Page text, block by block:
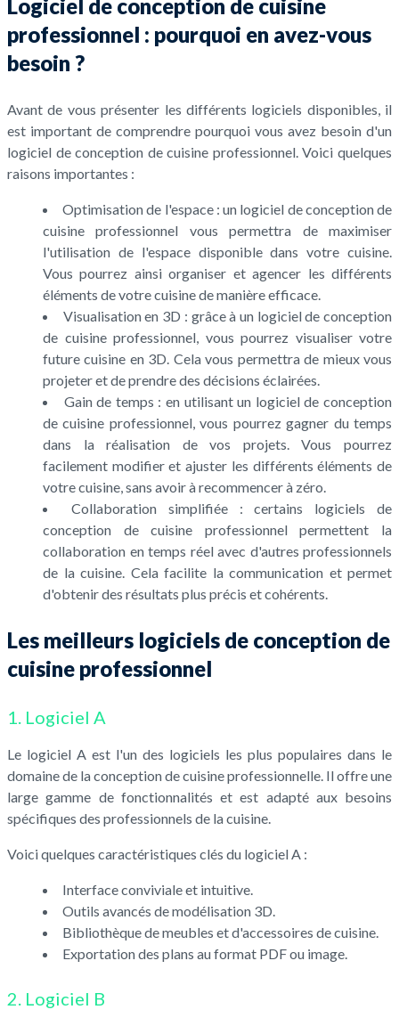
Logiciel de conception de cuisine
professionnel : pourquoi en avez-vous
besoin ?
Avant de vous présenter les différents logiciels disponibles, il
est important de comprendre pourquoi vous avez besoin d'un
logiciel de conception de cuisine professionnel. Voici quelques
raisons importantes :
Optimisation de l'espace : un logiciel de conception de
cuisine professionnel vous permettra de maximiser
l'utilisation de l'espace disponible dans votre cuisine.
Vous pourrez ainsi organiser et agencer les différents
éléments de votre cuisine de manière efficace.
Visualisation en 3D : grâce à un logiciel de conception
de cuisine professionnel, vous pourrez visualiser votre
future cuisine en 3D. Cela vous permettra de mieux vous
projeter et de prendre des décisions éclairées.
Gain de temps : en utilisant un logiciel de conception
de cuisine professionnel, vous pourrez gagner du temps
dans la réalisation de vos projets. Vous pourrez
facilement modifier et ajuster les différents éléments de
votre cuisine, sans avoir à recommencer à zéro.
Collaboration simplifiée : certains logiciels de
conception de cuisine professionnel permettent la
collaboration en temps réel avec d'autres professionnels
de la cuisine. Cela facilite la communication et permet
d'obtenir des résultats plus précis et cohérents.
Les meilleurs logiciels de conception de
cuisine professionnel
1. Logiciel A
Le logiciel A est l'un des logiciels les plus populaires dans le
domaine de la conception de cuisine professionnelle. Il offre une
large gamme de fonctionnalités et est adapté aux besoins
spécifiques des professionnels de la cuisine.
Voici quelques caractéristiques clés du logiciel A :
Interface conviviale et intuitive.
Outils avancés de modélisation 3D.
Bibliothèque de meubles et d'accessoires de cuisine.
Exportation des plans au format PDF ou image.
2. Logiciel B